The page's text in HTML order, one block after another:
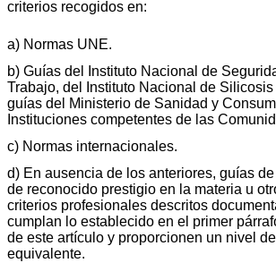
criterios recogidos en:
a) Normas UNE.
b) Guías del Instituto Nacional de
Trabajo, del Instituto Nacional de
guías del Ministerio de Sanidad y
Instituciones competentes de las
c) Normas internacionales.
d) En ausencia de los anteriores, guías
de reconocido prestigio en la materia u
criterios profesionales descritos
cumplan lo establecido en el primer
de este artículo y proporcionen un nivel
equivalente.